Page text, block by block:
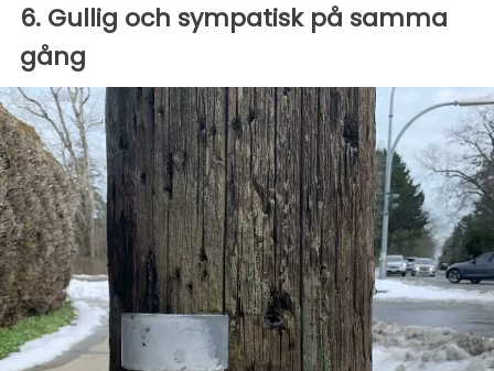
6. Gullig och sympatisk på samma
gång